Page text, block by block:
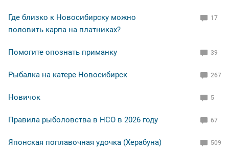
Где близко к Новосибирску можно
половить карпа на платниках?
17
Помогите опознать приманку 39
Рыбалка на катере Новосибирск 267
Новичок 5
Правила рыболовства в НСО в 2026 году 67
Японская поплавочная удочка (Херабуна) 509